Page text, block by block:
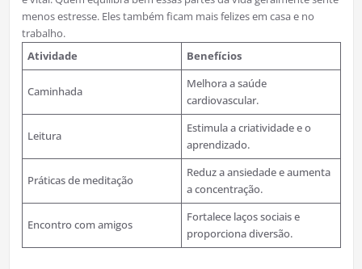
menos estresse. Eles também ficam mais felizes em casa e no
trabalho.
Atividade
Benefícios
Caminhada
Melhora a saúde
cardiovascular.
Leitura
Estimula a criatividade e o
aprendizado.
Práticas de meditação
Reduz a ansiedade e aumenta
a concentração.
Encontro com amigos
Fortalece laços sociais e
proporciona diversão.